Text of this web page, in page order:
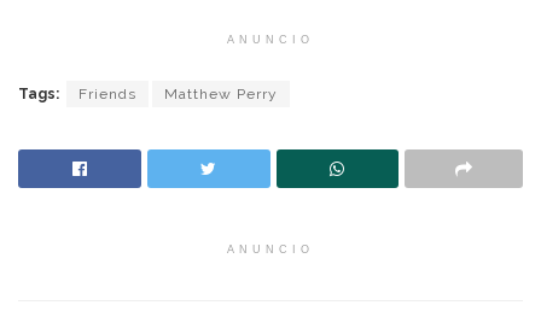
ANUNCIO
Tags: Friends Matthew Perry
ANUNCIO